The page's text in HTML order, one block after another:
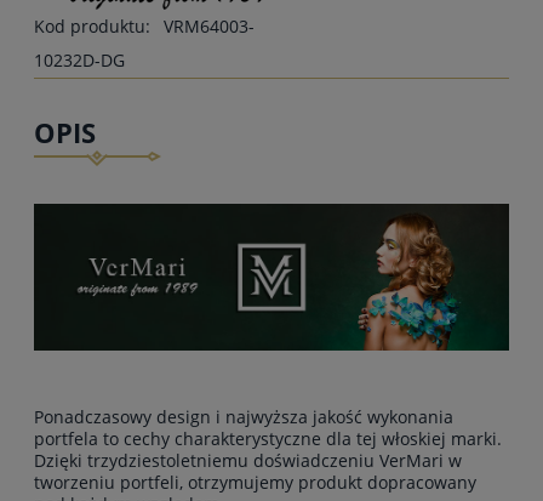
Kod produktu:
VRM64003-
10232D-DG
OPIS
Ponadczasowy design i najwyższa jakość wykonania
portfela to cechy charakterystyczne dla tej włoskiej marki.
Dzięki trzydziestoletniemu doświadczeniu VerMari w
tworzeniu portfeli, otrzymujemy produkt dopracowany